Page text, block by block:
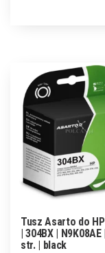
Tusz Asarto do
| 304BX |
str. | black